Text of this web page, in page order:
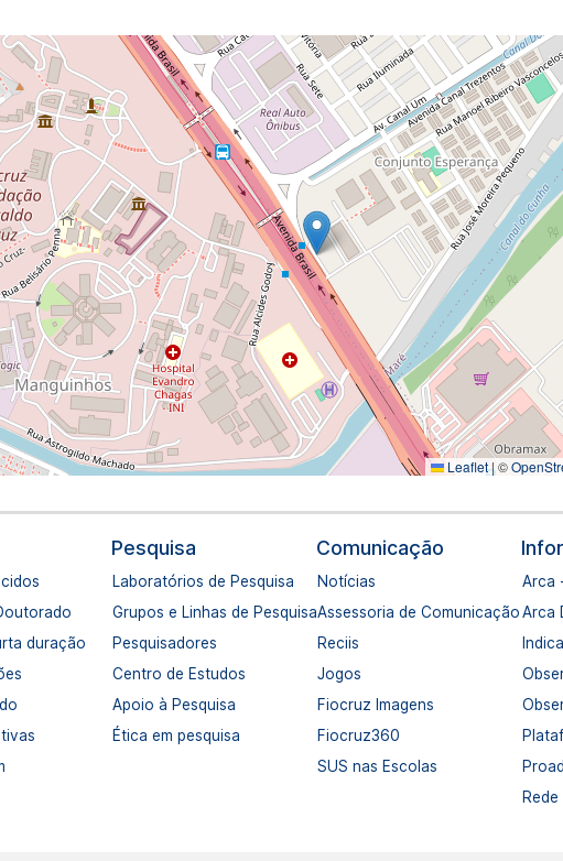
Leaflet|©
duração
Pesquisa
Laboratórios de Pesquisa
Grupos e Linhas de Pesquisa
Pesquisadores
Centro de Estudos
Apoio à Pesquisa
Ética em pesquisa
Comunicação
Notícias
Assessoria de Comunicação
Reciis
Jogos
Fiocruz Imagens
Fiocruz360
SUS nas Escolas
Arca
Arca